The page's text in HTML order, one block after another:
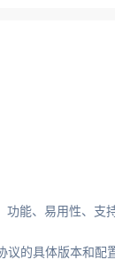
能、易用性、支持
的具体版本和配